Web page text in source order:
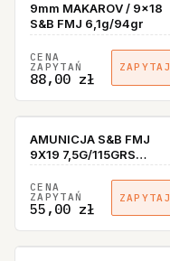
9mm MAKAROV / 9x18
S&B FMJ 6,1g/94gr
CENA
ZAPYTAŃ
88,00 zł
ZAPYTAJ
AMUNICJA S&B FMJ
9X19 7,5G/115GRS
(50SZT)
CENA
ZAPYTAŃ
55,00 zł
ZAPYTAJ